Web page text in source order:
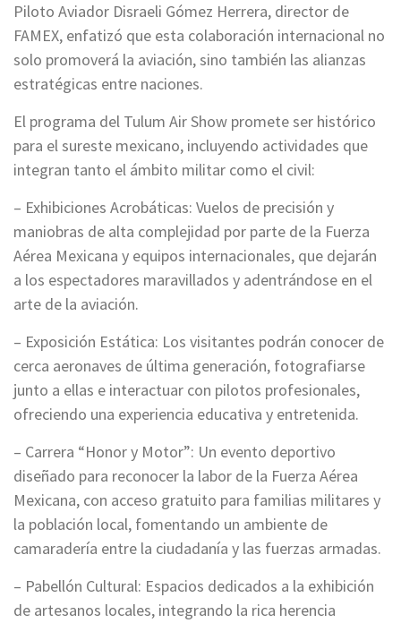
Piloto Aviador Disraeli Gómez Herrera, director de
FAMEX, enfatizó que esta colaboración internacional no
solo promoverá la aviación, sino también las alianzas
estratégicas entre naciones.
El programa del Tulum Air Show promete ser histórico
para el sureste mexicano, incluyendo actividades que
integran tanto el ámbito militar como el civil:
– Exhibiciones Acrobáticas: Vuelos de precisión y
maniobras de alta complejidad por parte de la Fuerza
Aérea Mexicana y equipos internacionales, que dejarán
a los espectadores maravillados y adentrándose en el
arte de la aviación.
– Exposición Estática: Los visitantes podrán conocer de
cerca aeronaves de última generación, fotografiarse
junto a ellas e interactuar con pilotos profesionales,
ofreciendo una experiencia educativa y entretenida.
– Carrera “Honor y Motor”: Un evento deportivo
diseñado para reconocer la labor de la Fuerza Aérea
Mexicana, con acceso gratuito para familias militares y
la población local, fomentando un ambiente de
camaradería entre la ciudadanía y las fuerzas armadas.
– Pabellón Cultural: Espacios dedicados a la exhibición
de artesanos locales, integrando la rica herencia